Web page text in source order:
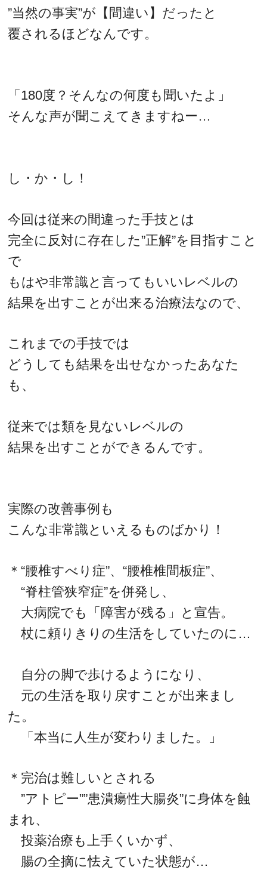
”当然の事実”が【間違い】だったと
覆されるほどなんです。
「180度？そんなの何度も聞いたよ」
そんな声が聞こえてきますねー…
し・か・し！
今回は従来の間違った手技とは
完全に反対に存在した”正解”を目指すこと
で
もはや非常識と言ってもいいレベルの
結果を出すことが出来る治療法なので、
これまでの手技では
どうしても結果を出せなかったあなた
も、
従来では類を見ないレベルの
結果を出すことができるんです。
実際の改善事例も
こんな非常識といえるものばかり！
＊“腰椎すべり症”、“腰椎椎間板症”、
“脊柱管狭窄症”を併発し、
大病院でも「障害が残る」と宣告。
杖に頼りきりの生活をしていたのに…
自分の脚で歩けるようになり、
元の生活を取り戻すことが出来まし
た。
「本当に人生が変わりました。」
＊完治は難しいとされる
”アトピー””患潰瘍性大腸炎”に身体を蝕
まれ、
投薬治療も上手くいかず、
腸の全摘に怯えていた状態が…